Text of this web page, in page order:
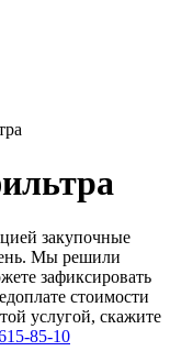
закупочные
Мы решили
зафиксировать
стоимости
услугой, скажите
85-10